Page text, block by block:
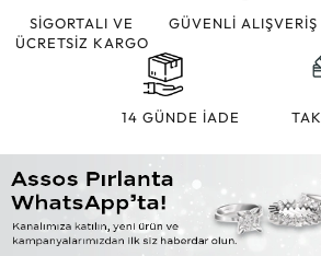
SİGORTALI VE
ÜCRETSİZ KARGO
GÜVENLİ ALIŞVERİŞ
14 GÜNDE İADE